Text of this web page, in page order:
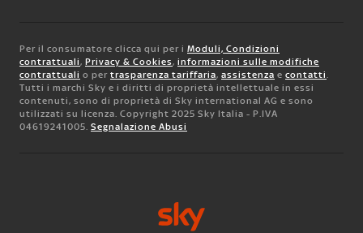
Per il consumatore clicca qui per i Moduli, Condizioni
contrattuali, Privacy & Cookies, informazioni sulle modifiche
contrattuali o per trasparenza tariffaria, assistenza e contatti.
Tutti i marchi Sky e i diritti di proprietà intellettuale in essi
contenuti, sono di proprietà di Sky international AG e sono
utilizzati su licenza. Copyright 2025 Sky Italia - P.IVA
04619241005. Segnalazione Abusi